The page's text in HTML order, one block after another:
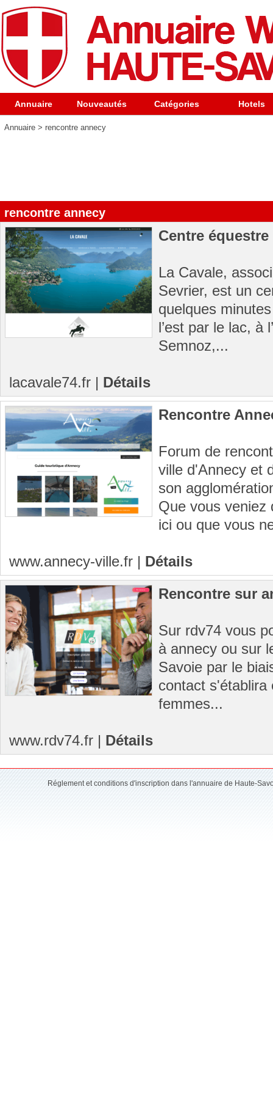
Annuaire Nouveautés Catégories Hotels
Annuaire > rencontre annecy
rencontre annecy
Centre
La Cavale,
Sevrier, est un
quelques
l’est par le lac, à
Semnoz,...
lacavale74.fr | Détails
Rencontre
Forum de
ville d'Annecy et
son
Que vous veniez
ici ou que vous
www.annecy-ville.fr | Détails
Rencontre sur
Sur rdv74 vous
à annecy ou sur
Savoie par le
contact s'établira
femmes...
www.rdv74.fr | Détails
Réglement et conditions d'inscription dans l'annuaire de Haute-